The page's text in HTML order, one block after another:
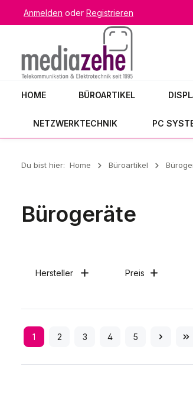
Hauptinhalt springen
Zur Suche springen
Zur Hauptnavigation springen
Anmelden oder Registrieren
HOME BÜROARTIKEL
NETZWERKTECHNIK PC
Du bist hier: Home Büroartikel
Bürogeräte
Bürogeräte
Hersteller Preis
Seite
1
Seite
2
Seite
3
Seite
4
Seite
5